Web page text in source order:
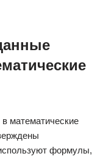
математические
формулы,